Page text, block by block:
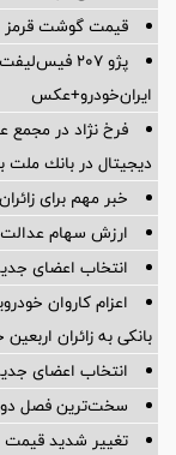
قیمت گوشت قرمز امروز
پژو ۲۰۷
ایران‌خودرو+عکس
فرخ نژاد در مجمع
دیجیتال در بانك
خبر مهم برای
ارزش سهام عدالت برای
انتخاب اعضای
اعزام کاروان
بانکی به زائران
انتخاب اعضای
سخت‌ترین فصل